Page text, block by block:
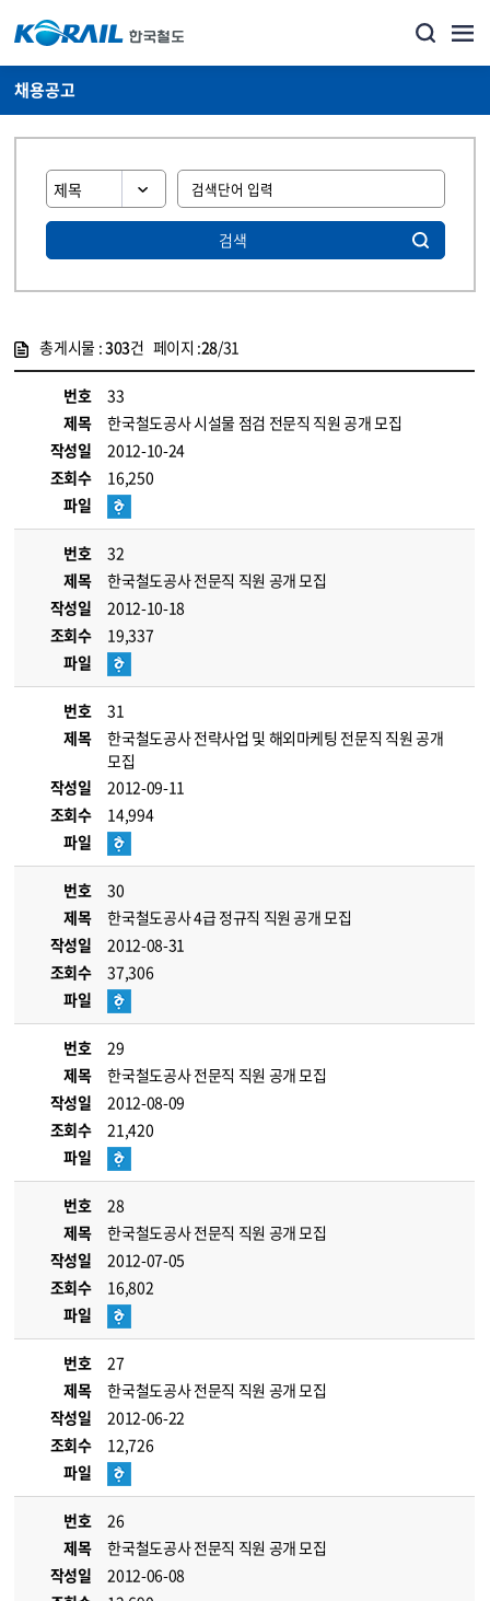
채용공고
검색
총게시물 :303건 페이지 :28/31
번호
33
제목
한국철도공사 시설물 점검 전문직 직원 공개 모집
작성일
2012-10-24
조회수
16,250
파일
번호
32
제목
한국철도공사 전문직 직원 공개 모집
작성일
2012-10-18
조회수
19,337
파일
번호
31
제목
한국철도공사 전략사업 및 해외마케팅 전문직 직원 공개
모집
작성일
2012-09-11
조회수
14,994
파일
번호
30
제목
한국철도공사 4급 정규직 직원 공개 모집
작성일
2012-08-31
조회수
37,306
파일
번호
29
제목
한국철도공사 전문직 직원 공개 모집
작성일
2012-08-09
조회수
21,420
파일
번호
28
제목
한국철도공사 전문직 직원 공개 모집
작성일
2012-07-05
조회수
16,802
파일
번호
27
제목
한국철도공사 전문직 직원 공개 모집
작성일
2012-06-22
조회수
12,726
파일
번호
26
제목
한국철도공사 전문직 직원 공개 모집
작성일
2012-06-08